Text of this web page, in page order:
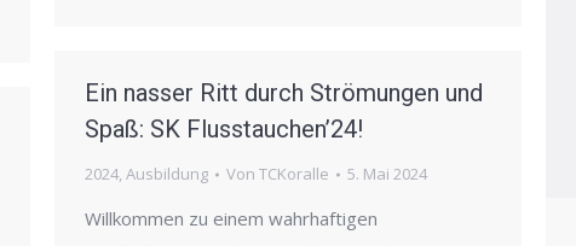
Ein nasser Ritt durch Strömungen und
Spaß: SK Flusstauchen’24!
2024, Ausbildung Von TCKoralle 5. Mai 2024
Willkommen zu einem wahrhaftigen